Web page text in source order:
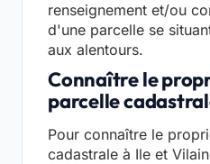
renseignement et/ou
d'une parcelle se
aux alentours.
Connaître le
parcelle
Pour connaître le
cadastrale à Ile et